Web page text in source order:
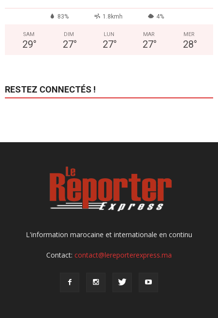
83% 1.8kmh 4%
SAM
29°
DIM
27°
LUN
27°
MAR
27°
MER
28°
RESTEZ CONNECTÉS !
L'information marocaine et internationale en continu
Contact: contact@lereporterexpress.ma